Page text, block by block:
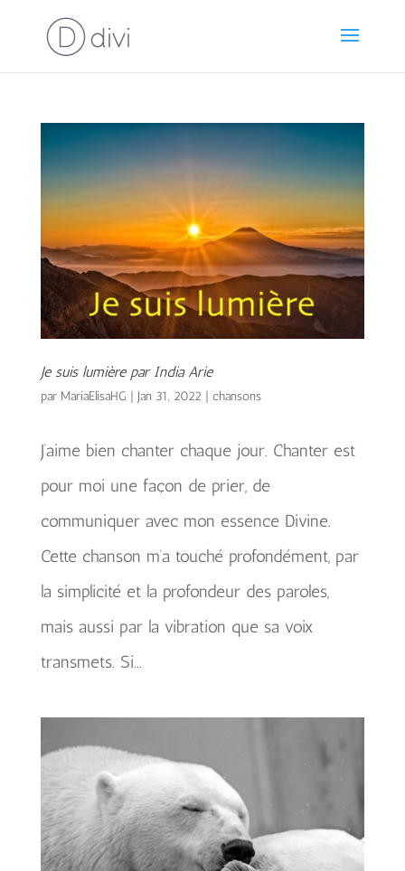
Je suis lumière par India Arie
par MariaElisaHG | Jan 31, 2022 | chansons
J’aime bien chanter chaque jour. Chanter est
pour moi une façon de prier, de
communiquer avec mon essence Divine.
Cette chanson m’a touché profondément, par
la simplicité et la profondeur des paroles,
mais aussi par la vibration que sa voix
transmets. Si...